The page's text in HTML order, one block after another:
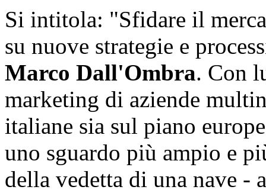
Si intitola: "Sfidare il
su nuove strategie e
Marco Dall'Ombra. Con
marketing di aziende
italiane sia sul piano
uno sguardo più ampio e
della vedetta di una nave -